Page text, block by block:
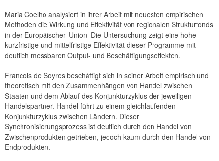
Maria Coelho analysiert in ihrer Arbeit mit neuesten empirischen
Methoden die Wirkung und Effektivität von regionalen Strukturfonds
in der Europäischen Union. Die Untersuchung zeigt eine hohe
kurzfristige und mittelfristige Effektivität dieser Programme mit
deutlich messbaren Output- und Beschäftigungseffekten.
Francois de Soyres beschäftigt sich in seiner Arbeit empirisch und
theoretisch mit den Zusammenhängen von Handel zwischen
Staaten und dem Ablauf des Konjunkturzyklus der jeweiligen
Handelspartner. Handel führt zu einem gleichlaufenden
Konjunkturzyklus zwischen Ländern. Dieser
Synchronisierungsprozess ist deutlich durch den Handel von
Zwischenprodukten getrieben, jedoch kaum durch den Handel von
Endprodukten.